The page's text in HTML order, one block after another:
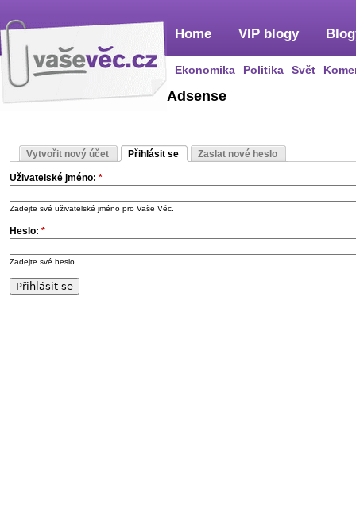
Home
Ekonomika Politika Svět
VIP blogy
Adsense
Vytvořit nový účet Přihlásit se Zaslat nové heslo
Uživatelské jméno: *
Zadejte své uživatelské jméno pro Vaše Věc.
Heslo: *
Zadejte své heslo.